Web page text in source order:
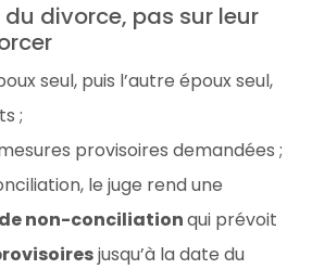
divorce, pas sur leur
seul, puis l’autre époux seul,
;
provisoires demandées ;
le juge rend une
non-conciliationqui prévoit
jusqu’à la date du